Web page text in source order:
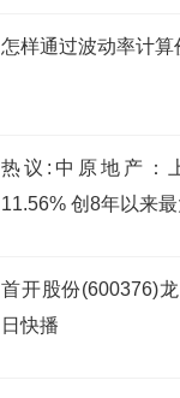
怎样通过波动率计算
热议:中原地产：
11.56% 创8年以来
首开股份(600376)
日快播